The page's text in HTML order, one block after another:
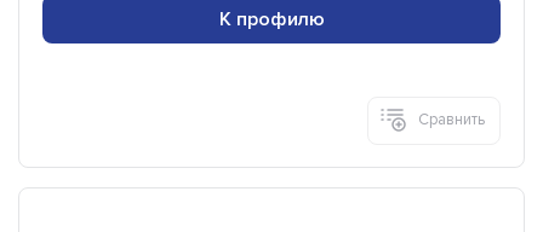
К профилю
Сравнить